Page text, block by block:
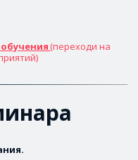
(переходи на